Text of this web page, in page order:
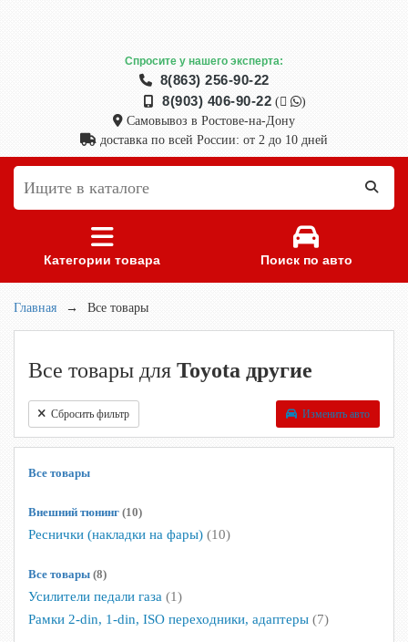
Спросите у нашего эксперта:
8(863) 256-90-22
8(903) 406-90-22 (
)
Самовывоз в Ростове-на-Дону
доставка по всей России: от 2 до 10 дней
Категории товара Поиск по авто
Главная → Все товары
Все товары для Toyota другие
Сбросить фильтр Изменить авто
Все товары
Внешний тюнинг (10)
Реснички (накладки на фары) (10)
Все товары (8)
Усилители педали газа (1)
Рамки 2-din, 1-din, ISO переходники, адаптеры (7)